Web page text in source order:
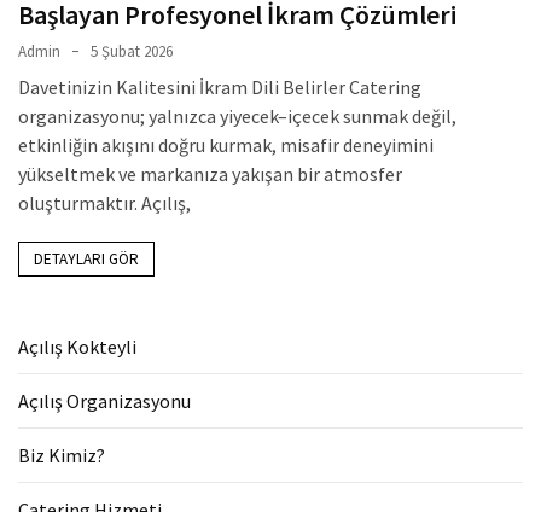
Başlayan Profesyonel İkram Çözümleri
Admin 5 Şubat 2026
Davetinizin Kalitesini İkram Dili Belirler Catering
organizasyonu; yalnızca yiyecek–içecek sunmak değil,
etkinliğin akışını doğru kurmak, misafir deneyimini
yükseltmek ve markanıza yakışan bir atmosfer
oluşturmaktır. Açılış,
DETAYLARI GÖR
Açılış Kokteyli
Açılış Organizasyonu
Biz Kimiz?